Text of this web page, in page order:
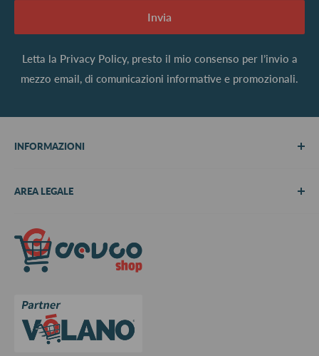
Invia
Letta la Privacy Policy, presto il mio consenso per l’invio a
mezzo email, di comunicazioni informative e promozionali.
INFORMAZIONI
Metodi di pagamento
Richiedi preventivo
Contattaci
AREA LEGALE
Informativa su resi e rimborsi
Privacy Policy
Aggiorna le preferenze sui cookie